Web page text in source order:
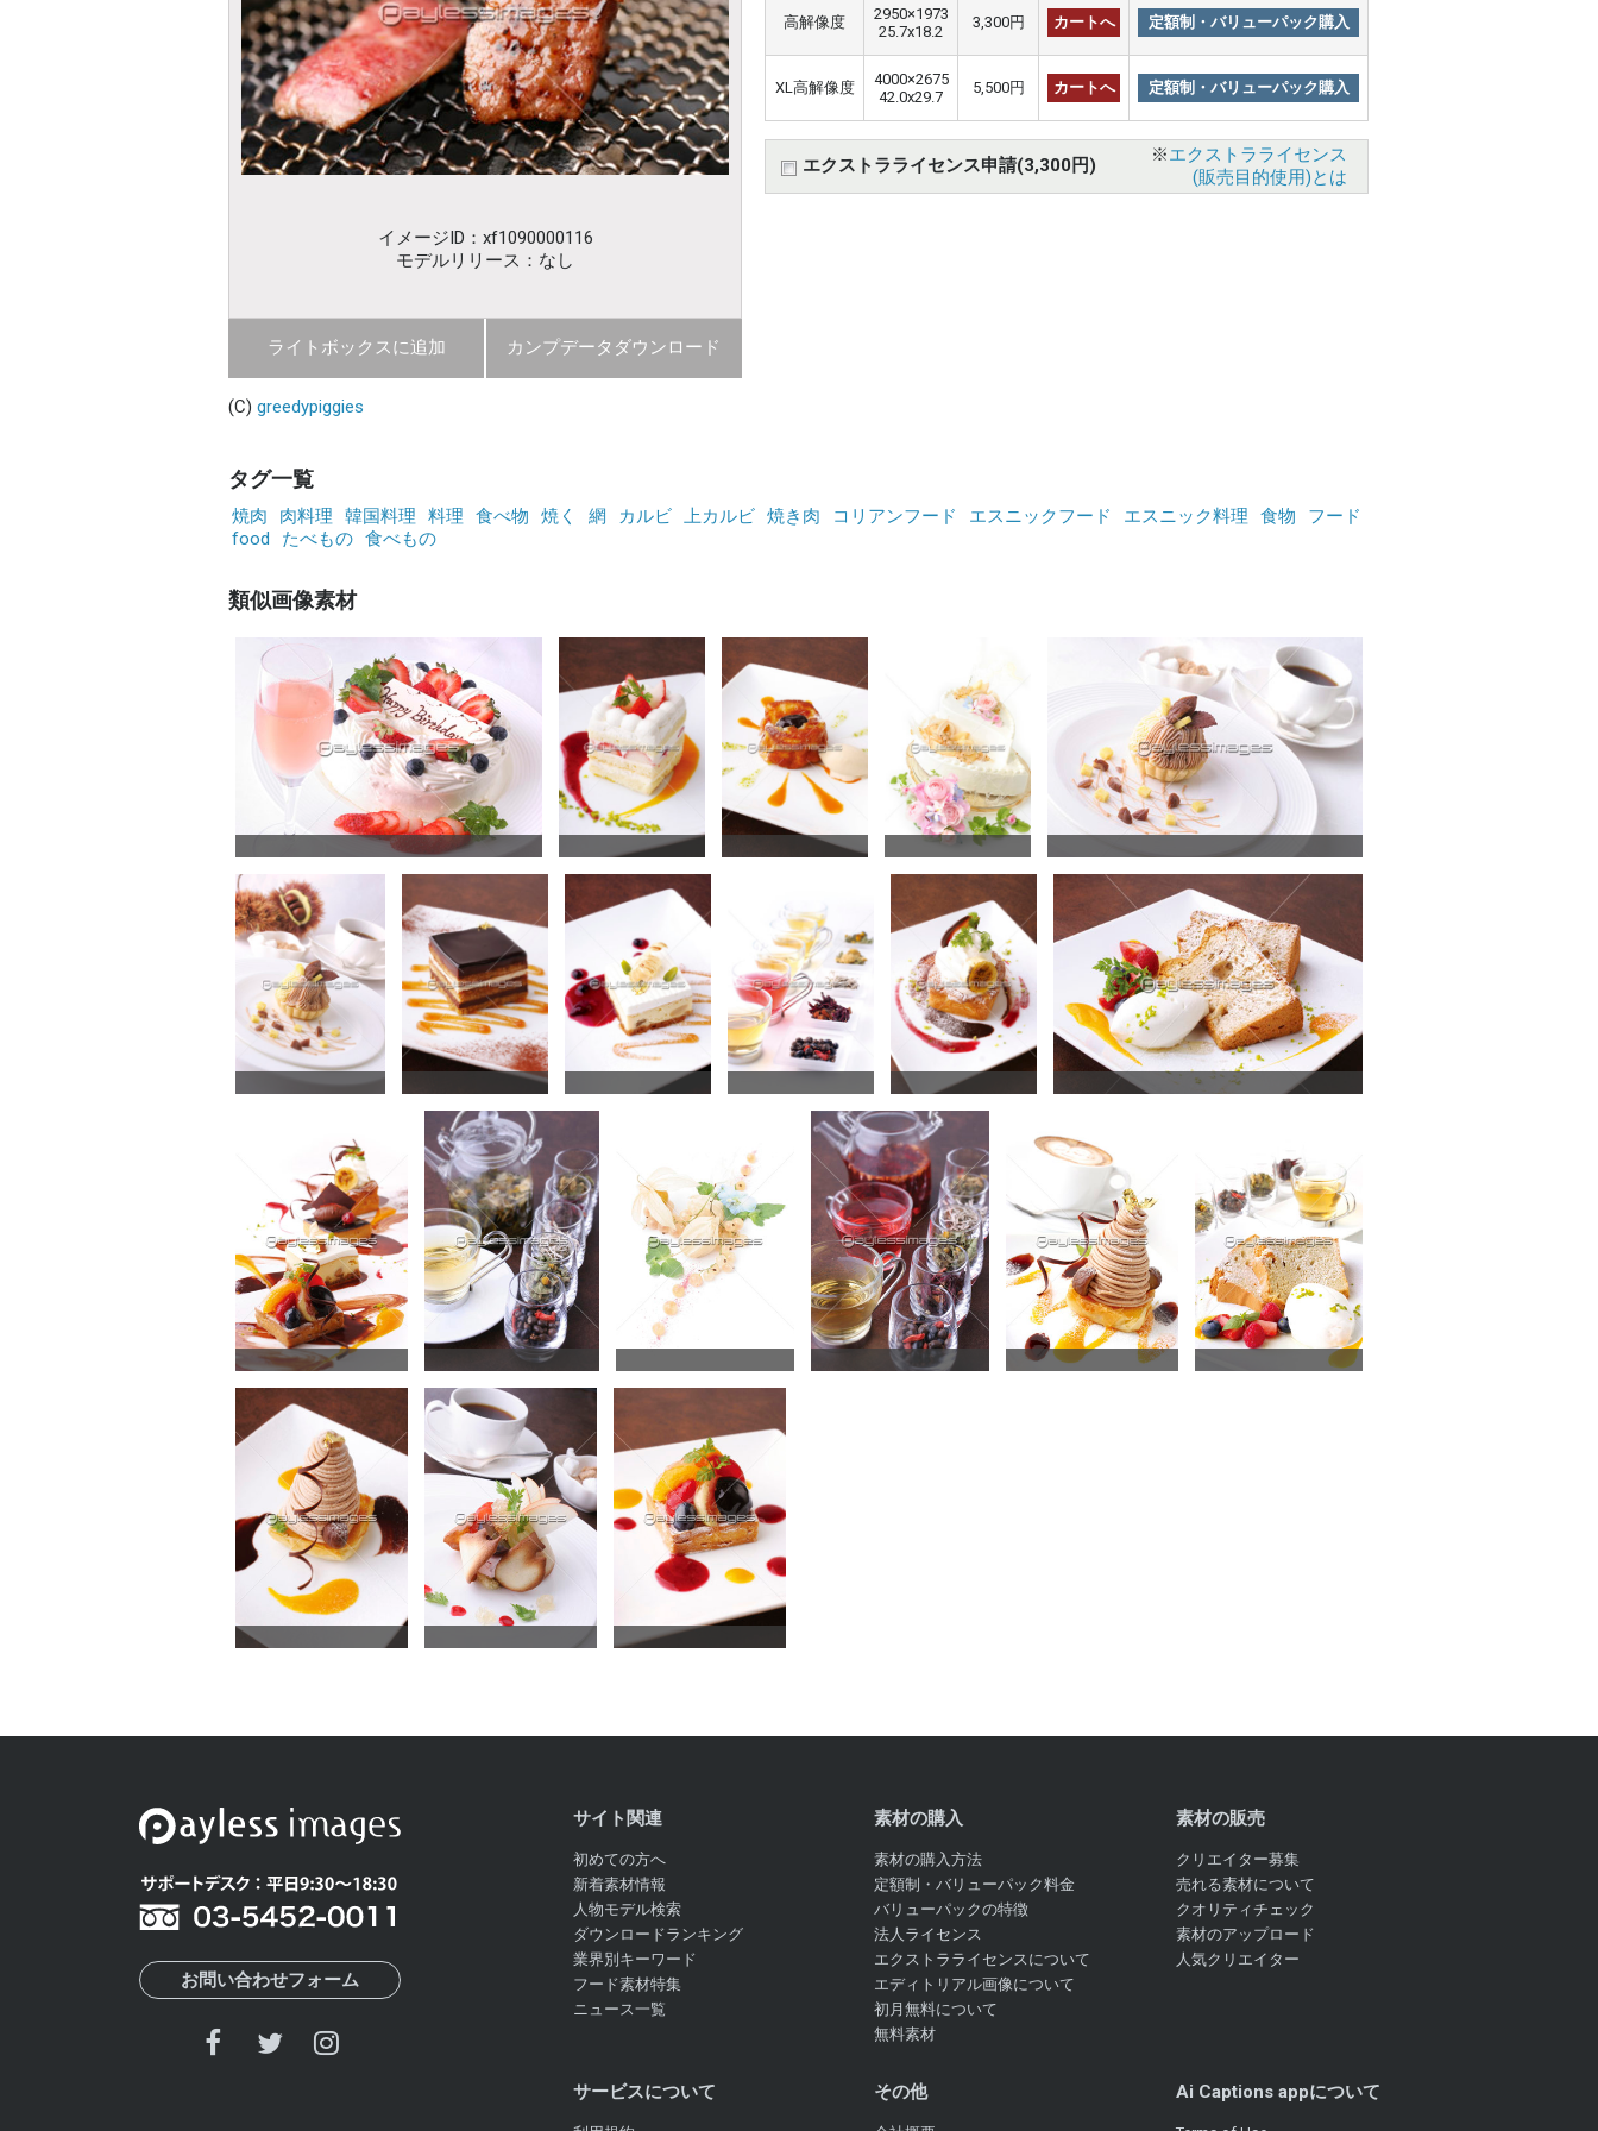
イメージID：xf1090000116
モデルリリース：なし
ライトボックスに追加 カンプデータダウンロード
高解像度
2950×1973
25.7x18.2
3,300円 カートへ 定額制・バリューパック購入
XL高解像度
4000×2675
42.0x29.7
5,500円 カートへ 定額制・バリューパック購入
エクストラライセンス申請(3,300円) ※エクストラライセンス
(販売目的使用)とは
(C) greedypiggies
タグ一覧
焼肉 肉料理 韓国料理 料理 食べ物 焼く 網 カルビ 上カルビ 焼き肉 コリアンフード エスニックフード エスニック料理 食物
フード
food
たべもの 食べもの
類似画像素材
お問い合わせフォーム
サイト関連
初めての方へ
新着素材情報
人物モデル検索
ダウンロードランキング
業界別キーワード
フード素材特集
ニュース一覧
素材の購入
素材の購入方法
定額制・バリューパック料金
バリューパックの特徴
法人ライセンス
エクストラライセンスについて
エディトリアル画像について
初月無料について
無料素材
素材の販売
クリエイター募集
売れる素材について
クオリティチェック
素材のアップロード
人気クリエイター
サービスについて その他 Ai Captions appについて